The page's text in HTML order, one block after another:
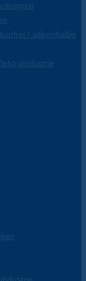
| silikonhaltig